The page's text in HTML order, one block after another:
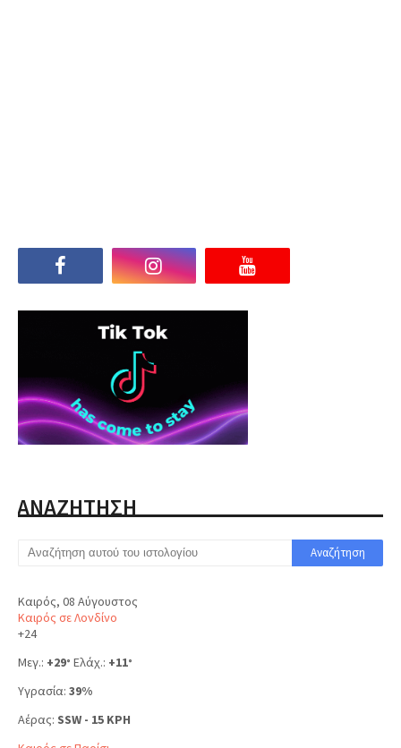
ΑΝΑΖΗΤΗΣΗ
Καιρός, 08 Αύγουστος
Καιρός σε Λονδίνο
+24
Μεγ.: +29° Ελάχ.: +11°
Υγρασία: 39%
Αέρας: SSW - 15 KPH